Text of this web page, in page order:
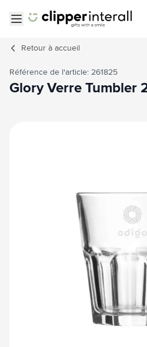
Retour à accueil
Référence de l'article: 261825
Glory Verre Tumbler